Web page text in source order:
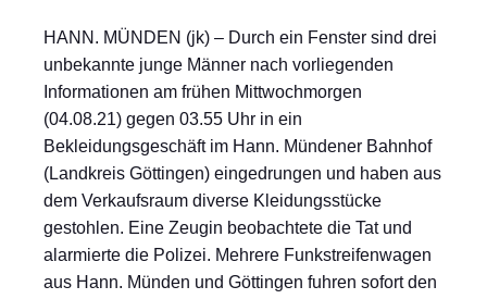
HANN. MÜNDEN (jk) – Durch ein Fenster sind drei
unbekannte junge Männer nach vorliegenden
Informationen am frühen Mittwochmorgen
(04.08.21) gegen 03.55 Uhr in ein
Bekleidungsgeschäft im Hann. Mündener Bahnhof
(Landkreis Göttingen) eingedrungen und haben aus
dem Verkaufsraum diverse Kleidungsstücke
gestohlen. Eine Zeugin beobachtete die Tat und
alarmierte die Polizei. Mehrere Funkstreifenwagen
aus Hann. Münden und Göttingen fuhren sofort den